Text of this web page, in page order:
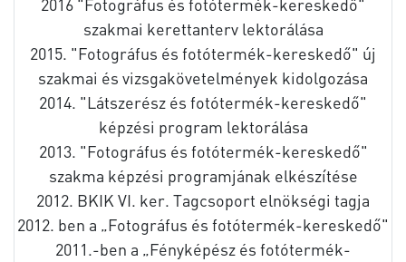
2016 "Fotográfus és fotótermék-kereskedő"
szakmai kerettanterv lektorálása
2015. "Fotográfus és fotótermék-kereskedő" új
szakmai és vizsgakövetelmények kidolgozása
2014. "Látszerész és fotótermék-kereskedő"
képzési program lektorálása
2013. "Fotográfus és fotótermék-kereskedő"
szakma képzési programjának elkészítése
2012. BKIK VI. ker. Tagcsoport elnökségi tagja
2012. ben a „Fotográfus és fotótermék-kereskedő"
2011.-ben a „Fényképész és fotótermék-